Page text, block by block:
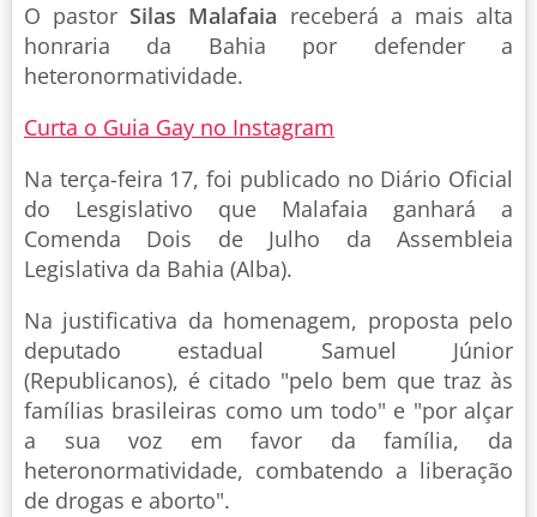
O pastor Silas Malafaia receberá a mais alta
honraria da Bahia por defender a
heteronormatividade.
Curta o Guia Gay no Instagram
Na terça-feira 17, foi publicado no Diário Oficial
do Lesgislativo que Malafaia ganhará a
Comenda Dois de Julho da Assembleia
Legislativa da Bahia (Alba).
Na justificativa da homenagem, proposta pelo
deputado estadual Samuel Júnior
(Republicanos), é citado "pelo bem que traz às
famílias brasileiras como um todo" e "por alçar
a sua voz em favor da família, da
heteronormatividade, combatendo a liberação
de drogas e aborto".